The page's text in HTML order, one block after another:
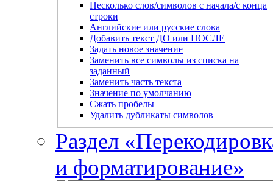
Несколько слов/символов с начала/с конца
строки
Английские или русские слова
Добавить текст ДО или ПОСЛЕ
Задать новое значение
Заменить все символы из списка на
заданный
Заменить часть текста
Значение по умолчанию
Сжать пробелы
Удалить дубликаты символов
Раздел
и форматирование»